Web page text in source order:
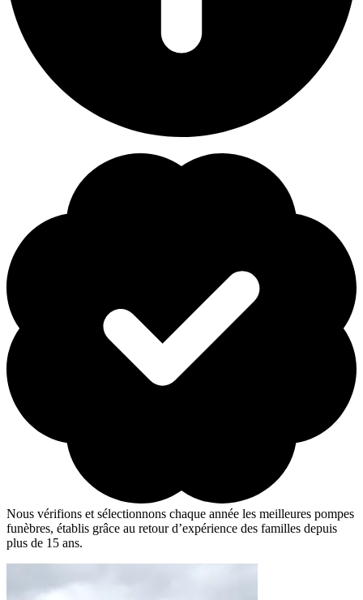
Nous vérifions et sélectionnons chaque année les meilleures pompes
funèbres, établis grâce au retour d’expérience des familles depuis
plus de 15 ans.